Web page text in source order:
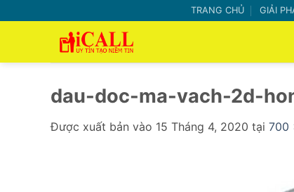
qua
dung
TRANG CHỦ GIẢI
dau-doc-ma-vach-2d-
Được xuất bản vào 15 Tháng 4, 2020 tại 700